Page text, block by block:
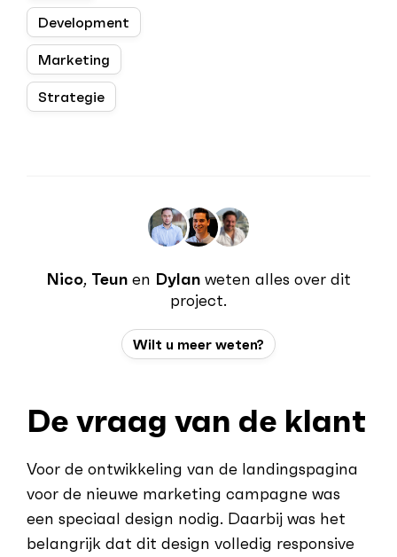
Development
Marketing
Strategie
Nico, Teun en Dylan weten alles over dit
project.
Wilt u meer weten?
De vraag van de klant
Voor de ontwikkeling van de landingspagina
voor de nieuwe marketing campagne was
een speciaal design nodig. Daarbij was het
belangrijk dat dit design volledig responsive